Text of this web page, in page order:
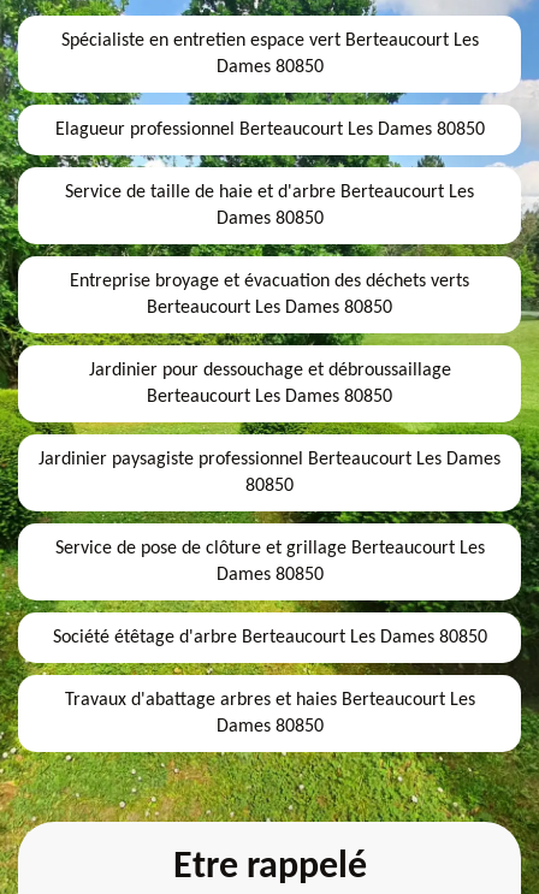
Spécialiste en entretien espace vert Berteaucourt Les
Dames 80850
Elagueur professionnel Berteaucourt Les Dames 80850
Service de taille de haie et d'arbre Berteaucourt Les
Dames 80850
Entreprise broyage et évacuation des déchets verts
Berteaucourt Les Dames 80850
Jardinier pour dessouchage et débroussaillage
Berteaucourt Les Dames 80850
Jardinier paysagiste professionnel Berteaucourt Les Dames
80850
Service de pose de clôture et grillage Berteaucourt Les
Dames 80850
Société étêtage d'arbre Berteaucourt Les Dames 80850
Travaux d'abattage arbres et haies Berteaucourt Les
Dames 80850
Etre rappelé